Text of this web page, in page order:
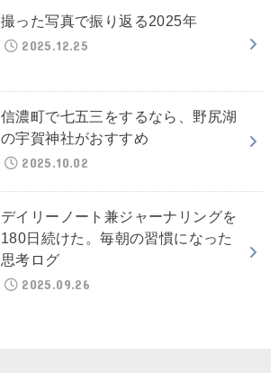
撮った写真で振り返る2025年
2025.12.25
信濃町で七五三をするなら、野尻湖
の宇賀神社がおすすめ
2025.10.02
デイリーノート兼ジャーナリングを
180日続けた。毎朝の習慣になった
思考ログ
2025.09.26